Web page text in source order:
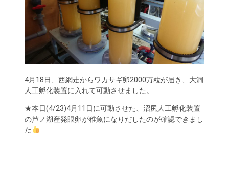
4月18日、西網走からワカサギ卵2000万粒が届き、大洞
人工孵化装置に入れて可動させました。
★本日(4/23)4月11日に可動させた、沼尻人工孵化装置
の芦ノ湖産発眼卵が稚魚になりだしたのが確認できまし
た